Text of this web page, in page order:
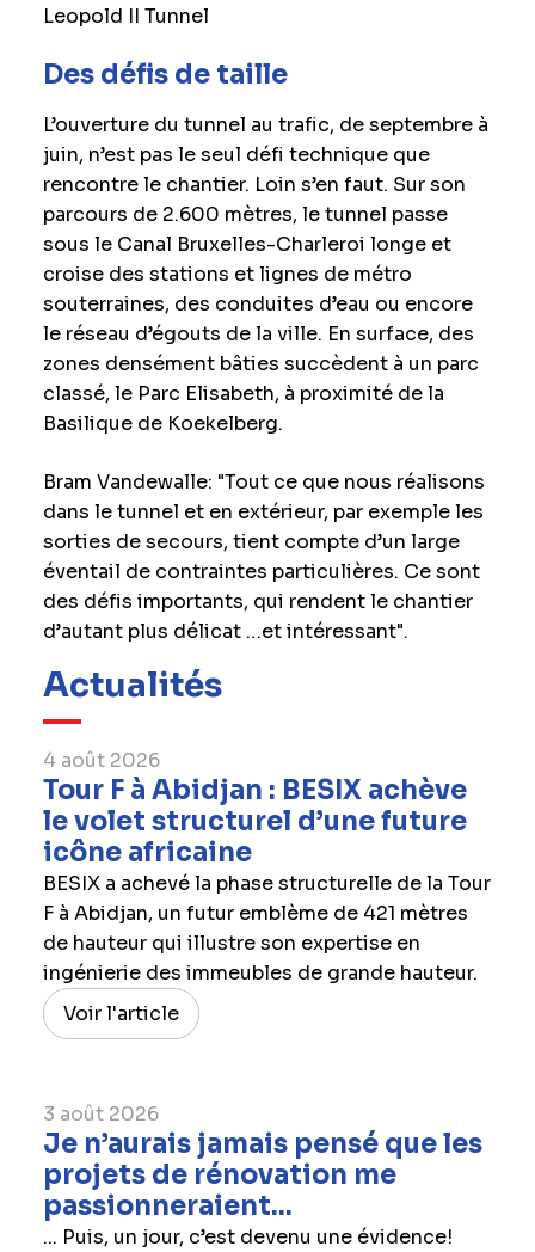
Leopold II Tunnel
Des défis de taille
L’ouverture du tunnel au trafic, de septembre à
juin, n’est pas le seul défi technique que
rencontre le chantier. Loin s’en faut. Sur son
parcours de 2.600 mètres, le tunnel passe
sous le Canal Bruxelles-Charleroi longe et
croise des stations et lignes de métro
souterraines, des conduites d’eau ou encore
le réseau d’égouts de la ville. En surface, des
zones densément bâties succèdent à un parc
classé, le Parc Elisabeth, à proximité de la
Basilique de Koekelberg.
Bram Vandewalle: "Tout ce que nous réalisons
dans le tunnel et en extérieur, par exemple les
sorties de secours, tient compte d’un large
éventail de contraintes particulières. Ce sont
des défis importants, qui rendent le chantier
d’autant plus délicat …et intéressant".
Actualités
4 août 2026
Tour F à Abidjan : BESIX achève
le volet structurel d’une future
icône africaine
BESIX a achevé la phase structurelle de la Tour
F à Abidjan, un futur emblème de 421 mètres
de hauteur qui illustre son expertise en
ingénierie des immeubles de grande hauteur.
Voir l'article
3 août 2026
Je n’aurais jamais pensé que les
projets de rénovation me
passionneraient...
... Puis, un jour, c’est devenu une évidence!